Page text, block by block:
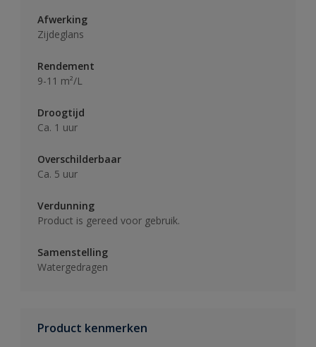
Afwerking
Zijdeglans
Rendement
9-11 m²/L
Droogtijd
Ca. 1 uur
Overschilderbaar
Ca. 5 uur
Verdunning
Product is gereed voor gebruik.
Samenstelling
Watergedragen
Product kenmerken